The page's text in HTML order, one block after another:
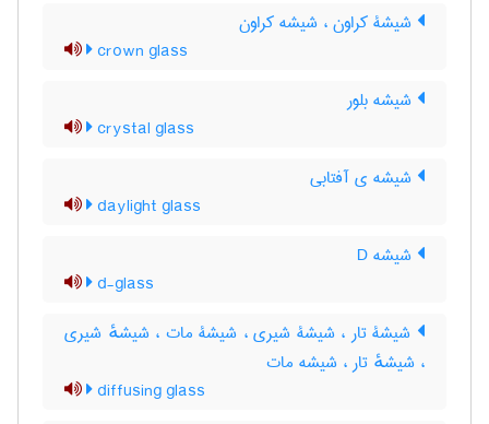
شیشۀ کراون ، شیشه کراون
crown glass
شیشه بلور
crystal glass
شیشه ی آفتابی
daylight glass
شیشه D
d-glass
شیشۀ تار ، شیشۀ شیری ، شیشۀ مات ، شیشهٔ شیری
، شیشهٔ تار ، شیشه مات
diffusing glass